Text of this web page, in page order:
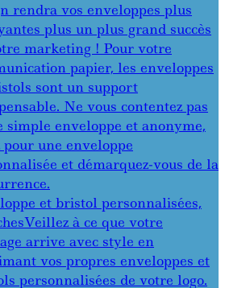
rendra vos enveloppes plus
plus un plus grand succès
marketing ! Pour votre
papier, les enveloppes
sont un support
Ne vous contentez pas
simple enveloppe et anonyme,
pour une enveloppe
et démarquez-vous de la
et bristol personnalisées,
Veillez à ce que votre
arrive avec style en
vos propres enveloppes et
personnalisées de votre logo.